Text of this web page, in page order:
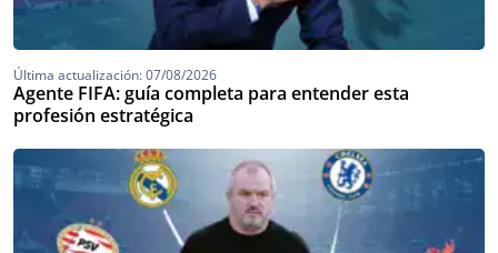
Última actualización: 07/08/2026
Agente FIFA: guía completa para entender esta
profesión estratégica